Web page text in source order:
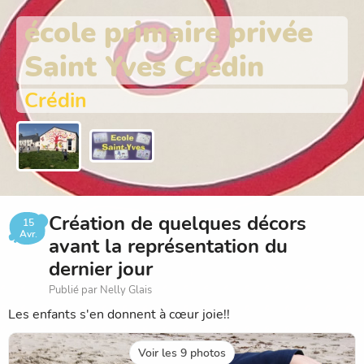
école primaire privée
Saint Yves Crédin
Crédin
15
Avr.
Création de quelques décors
avant la représentation du
dernier jour
Publié par Nelly Glais
Les enfants s'en donnent à cœur joie!!
Voir les 9 photos